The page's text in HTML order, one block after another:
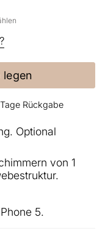
Rückgabe
Optional
von 1
5.